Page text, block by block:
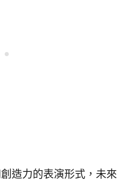
造力的表演形式，未來